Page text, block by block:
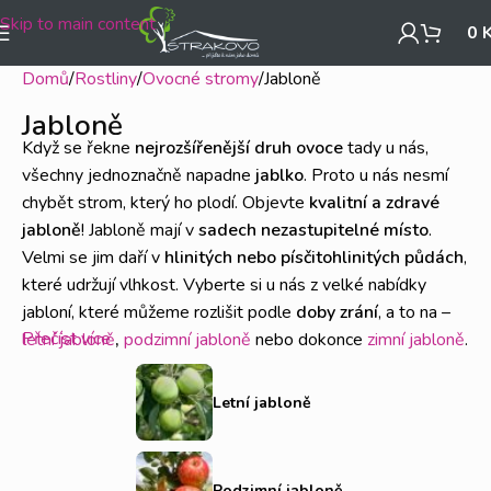
Skip to main content 0
Domů Rostliny Ovocné stromy Jabloně
Jabloně
Když se řekne nejrozšířenější druh ovocetady u nás,
všechny jednoznačně napadne jablko. Proto u nás nesmí
chybět strom, který ho plodí. Objevte kvalitní a zdravé
jabloně! Jabloně mají vsadech nezastupitelné místo.
Velmi se jim daří v hlinitých nebo písčitohlinitých půdách,
které udržují vlhkost. Vyberte si u nás z velké nabídky
jabloní, které můžeme rozlišit podle doby zrání, a to na –
letní jabloně, podzimní jabloně nebo dokonce zimní jabloně.
Není velkopěstování jabloní pro vás? Zvolte raději
sloupovité jabloně, vhodné například na
malých zahrad. Dopřejte si
zdraví prospěšných látek
Přečíst více
Letní jabloně